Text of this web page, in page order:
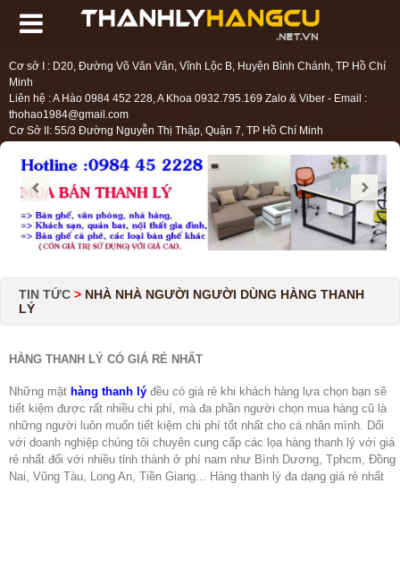
Cơ sở I : D20, Đường Võ Văn Vân, Vĩnh Lộc B, Huyện Bình Chánh, TP Hồ Chí
Minh
Liên hệ : A Hào 0984 452 228, A Khoa 0932.795.169 Zalo & Viber - Email :
thohao1984@gmail.com
Cơ Sở II: 55/3 Đường Nguyễn Thị Thập, Quận 7, TP Hồ Chí Minh
TIN TỨC > NHÀ NHÀ NGƯỜI NGƯỜI DÙNG HÀNG THANH
LÝ
HÀNG THANH LÝ CÓ GIÁ RẺ NHẤT
Những mặt hàng thanh lý đều có giá rẻ khi khách hàng lựa chọn bạn sẽ
tiết kiệm được rất nhiều chi phí, mà đa phần người chọn mua hàng cũ là
những người luôn muốn tiết kiệm chi phí tốt nhất cho cá nhân mình. Dối
với doanh nghiệp chúng tôi chuyên cung cấp các lọa hàng thanh lý với giá
rẻ nhất đối với nhiều tỉnh thành ở phí nam như Bình Dương, Tphcm, Đồng
Nai, Vũng Tàu, Long An, Tiền Giang... Hàng thanh lý đa dạng giá rẻ nhất